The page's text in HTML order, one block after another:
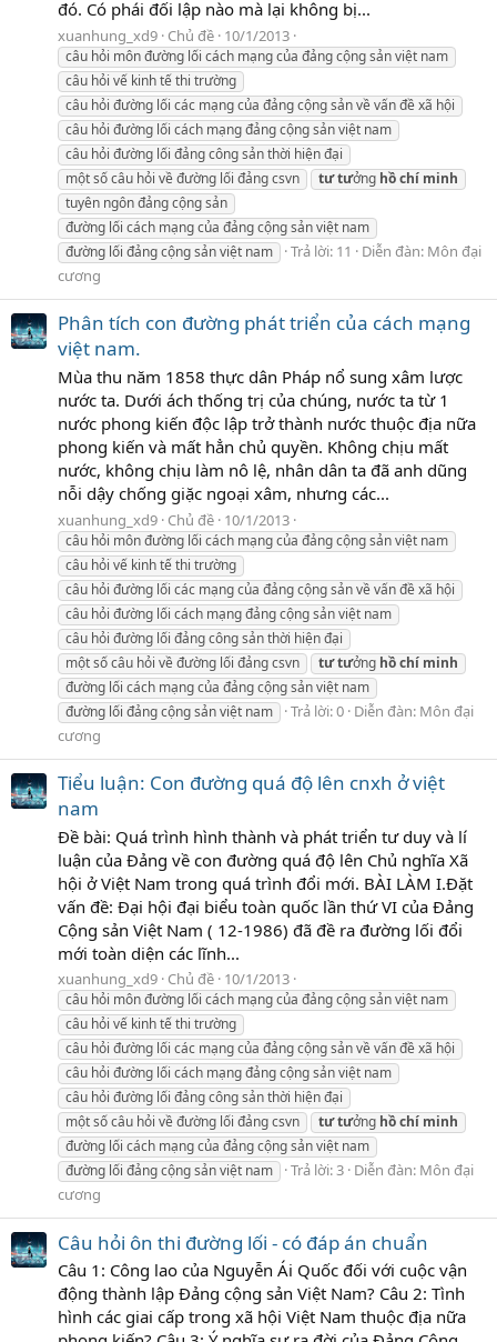
đó. Có phái đối lập nào mà lại không bị...
xuanhung_xd9 Chủ đề 10/1/2013
câu hỏi môn đường lối cách mạng của đảng cộng sản việt nam
câu hỏi vế kinh tế thi trường
câu hỏi đường lối các mạng của đảng cộng sản về vấn đề xã hội
câu hỏi đường lối cách mạng đảng cộng sản việt nam
câu hỏi đường lối đảng công sản thời hiện đại
một số câu hỏi về đường lối đảng csvn
tưtưởng hồchí minh
tuyên ngôn đảng cộng sản
đường lối cách mạng của đảng cộng sản việt nam
đường lối đảng cộng sản việt nam
Trả lời: 11 Diễn đàn: Môn đại
cương
Phân tích con đường phát triển của cách mạng
việt nam.
Mùa thu năm 1858 thực dân Pháp nổ sung xâm lược
nước ta. Dưới ách thống trị của chúng, nước ta từ 1
nước phong kiến độc lập trở thành nước thuộc địa nữa
phong kiến và mất hẳn chủ quyền. Không chịu mất
nước, không chịu làm nô lệ, nhân dân ta đã anh dũng
nỗi dậy chống giặc ngoại xâm, nhưng các...
xuanhung_xd9 Chủ đề 10/1/2013
câu hỏi môn đường lối cách mạng của đảng cộng sản việt nam
câu hỏi vế kinh tế thi trường
câu hỏi đường lối các mạng của đảng cộng sản về vấn đề xã hội
câu hỏi đường lối cách mạng đảng cộng sản việt nam
câu hỏi đường lối đảng công sản thời hiện đại
một số câu hỏi về đường lối đảng csvn
tưtưởng hồchí minh
đường lối cách mạng của đảng cộng sản việt nam
đường lối đảng cộng sản việt nam
Trả lời: 0 Diễn đàn: Môn đại
cương
Tiểu luận: Con đường quá độ lên cnxh ở việt
nam
Đề bài: Quá trình hình thành và phát triển tư duy và lí
luận của Đảng về con đường quá độ lên Chủ nghĩa Xã
hội ở Việt Nam trong quá trình đổi mới. BÀI LÀM I.Đặt
vấn đề: Đại hội đại biểu toàn quốc lần thứ VI của Đảng
Cộng sản Việt Nam ( 12-1986) đã đề ra đường lối đổi
mới toàn diện các lĩnh...
xuanhung_xd9 Chủ đề 10/1/2013
câu hỏi môn đường lối cách mạng của đảng cộng sản việt nam
câu hỏi vế kinh tế thi trường
câu hỏi đường lối các mạng của đảng cộng sản về vấn đề xã hội
câu hỏi đường lối cách mạng đảng cộng sản việt nam
câu hỏi đường lối đảng công sản thời hiện đại
một số câu hỏi về đường lối đảng csvn
tưtưởng hồchí minh
đường lối cách mạng của đảng cộng sản việt nam
đường lối đảng cộng sản việt nam
Trả lời: 3 Diễn đàn: Môn đại
cương
Câu hỏi ôn thi đường lối - có đáp án chuẩn
Câu 1: Công lao của Nguyễn Ái Quốc đối với cuộc vận
động thành lập Đảng cộng sản Việt Nam? Câu 2: Tình
hình các giai cấp trong xã hội Việt Nam thuộc địa nữa